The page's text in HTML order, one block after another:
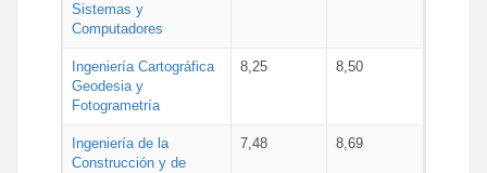
Sistemas y
Computadores
Ingeniería Cartográfica
Geodesia y
Fotogrametría
8,25 8,50
Ingeniería de la
Construcción y de
7,48 8,69